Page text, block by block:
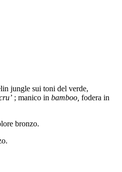
jungle sui toni del verde,
; manico in bamboo, fodera in
bronzo.